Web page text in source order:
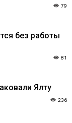
79
без работы
81
Ялту
236